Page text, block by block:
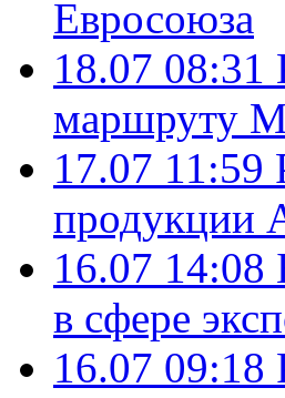
Евросоюза
18.07 08:31
маршруту
17.07 11:59
продукции
16.07 14:08
в сфере
16.07 09:18